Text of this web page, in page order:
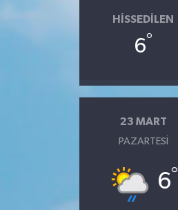
HISSEDILEN
6°
23 MART
PAZARTESI
6°